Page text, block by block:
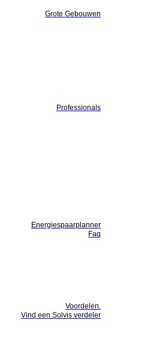
Grote Gebouwen
Professionals
Energiespaarplanner
Faq
Voordelen.
Vind een Solvis verdeler